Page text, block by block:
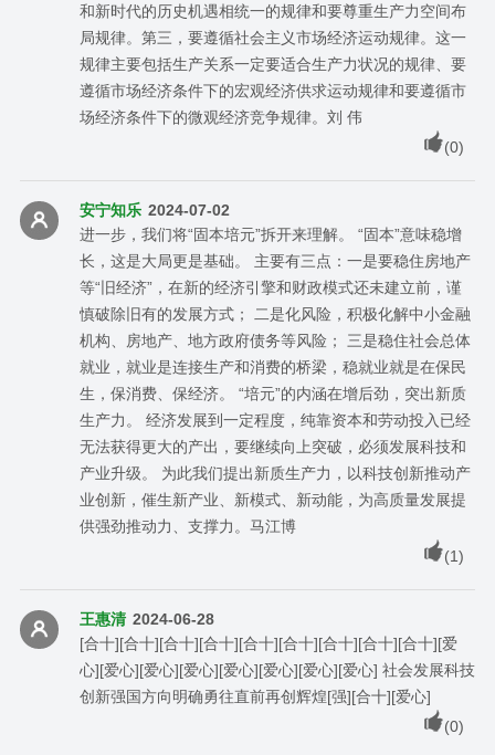
和新时代的历史机遇相统一的规律和要尊重生产力空间布
局规律。第三，要遵循社会主义市场经济运动规律。这一
规律主要包括生产关系一定要适合生产力状况的规律、要
遵循市场经济条件下的宏观经济供求运动规律和要遵循市
场经济条件下的微观经济竞争规律。刘 伟
(0)
安宁知乐 2024-07-02
进一步，我们将“固本培元”拆开来理解。 “固本”意味稳增
长，这是大局更是基础。 主要有三点：一是要稳住房地产
等“旧经济”，在新的经济引擎和财政模式还未建立前，谨
慎破除旧有的发展方式； 二是化风险，积极化解中小金融
机构、房地产、地方政府债务等风险； 三是稳住社会总体
就业，就业是连接生产和消费的桥梁，稳就业就是在保民
生，保消费、保经济。 “培元”的内涵在增后劲，突出新质
生产力。 经济发展到一定程度，纯靠资本和劳动投入已经
无法获得更大的产出，要继续向上突破，必须发展科技和
产业升级。 为此我们提出新质生产力，以科技创新推动产
业创新，催生新产业、新模式、新动能，为高质量发展提
供强劲推动力、支撑力。马江博
(1)
王惠清 2024-06-28
[合十][合十][合十][合十][合十][合十][合十][合十][合十][爱
心][爱心][爱心][爱心][爱心][爱心][爱心][爱心] 社会发展科技
创新强国方向明确勇往直前再创辉煌[强][合十][爱心]
(0)